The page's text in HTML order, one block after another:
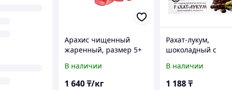
Арахис чищенный
жаренный, размер 5+
В наличии
1 640₸/кг
Рахат-лукум,
шоколадный с
В наличии
1 188₸